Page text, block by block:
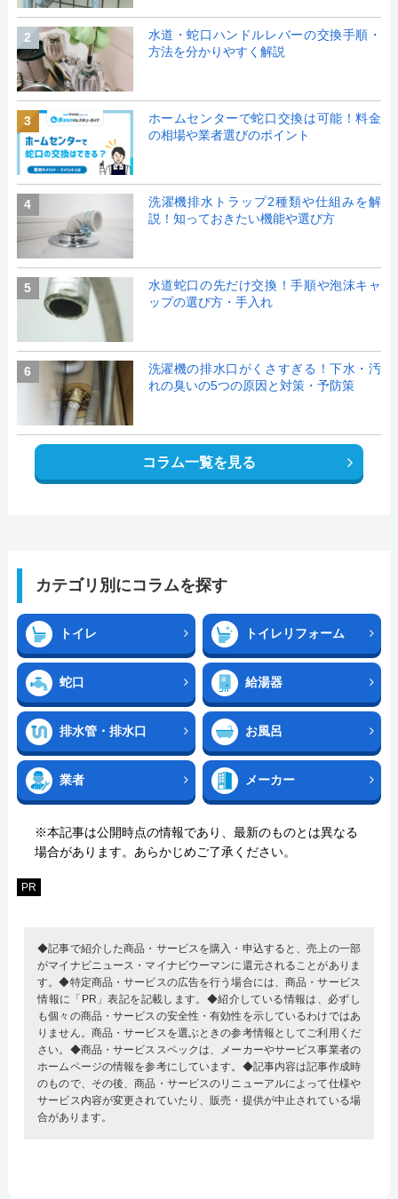
2
水道・蛇口ハンドルレバーの交換手順・
方法を分かりやすく解説
3
ホームセンターで蛇口交換は可能！料金
の相場や業者選びのポイント
4
洗濯機排水トラップ2種類や仕組みを解
説！知っておきたい機能や選び方
5
水道蛇口の先だけ交換！手順や泡沫キャ
ップの選び方・手入れ
6
洗濯機の排水口がくさすぎる！下水・汚
れの臭いの5つの原因と対策・予防策
コラム一覧を見る
カテゴリ別にコラムを探す
トイレ トイレリフォーム
蛇口 給湯器
排水管・排水口 お風呂
業者 メーカー
※本記事は公開時点の情報であり、最新のものとは異なる
場合があります。あらかじめご了承ください。
PR
◆記事で紹介した商品・サービスを購入・申込すると、売上の一部
がマイナビニュース・マイナビウーマンに還元されることがありま
す。◆特定商品・サービスの広告を行う場合には、商品・サービス
情報に「PR」表記を記載します。◆紹介している情報は、必ずし
も個々の商品・サービスの安全性・有効性を示しているわけではあ
りません。商品・サービスを選ぶときの参考情報としてご利用くだ
さい。◆商品・サービススペックは、メーカーやサービス事業者の
ホームページの情報を参考にしています。◆記事内容は記事作成時
のもので、その後、商品・サービスのリニューアルによって仕様や
サービス内容が変更されていたり、販売・提供が中止されている場
合があります。